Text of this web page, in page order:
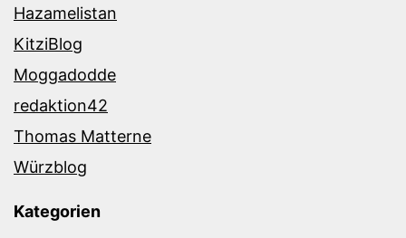
Hazamelistan
KitziBlog
Moggadodde
redaktion42
Thomas Matterne
Würzblog
Kategorien